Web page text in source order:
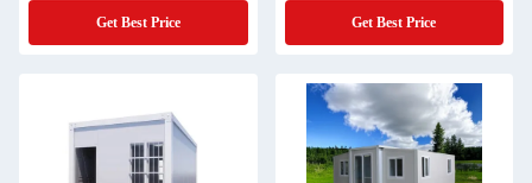
Kontainer yang Dapat Dipisahkan
Get Best Price Get Best Price